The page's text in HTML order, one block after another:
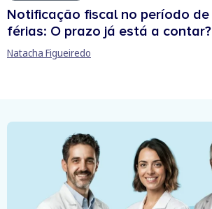
Notificação fiscal no período de
férias: O prazo já está a contar?
Natacha Figueiredo